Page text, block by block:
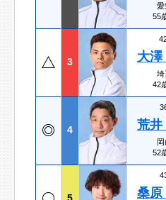
愛
55
3 大
埼
42
4 荒
52
桑